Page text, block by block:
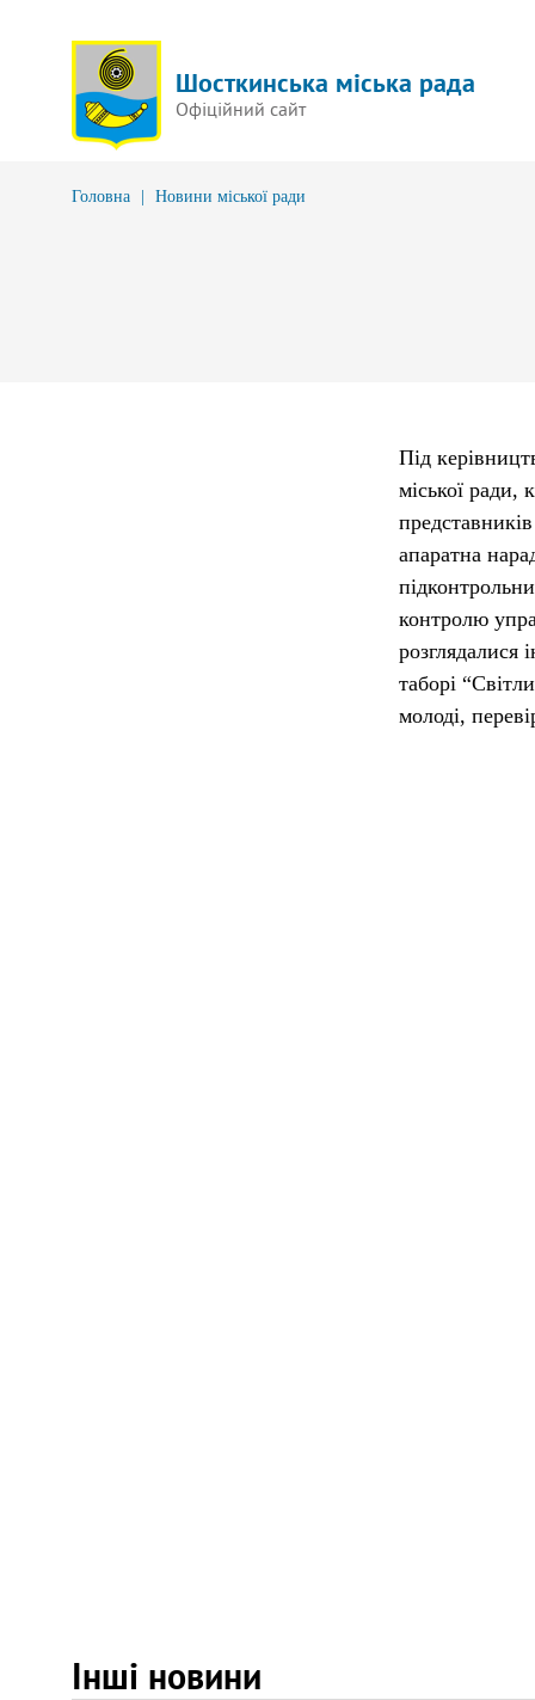
Шосткинська міська рада
Офіційний сайт
Головна Новини міської ради
Під
міської ради,
апаратна
контролю
розглядалися
таборі
молоді,
Інші новини